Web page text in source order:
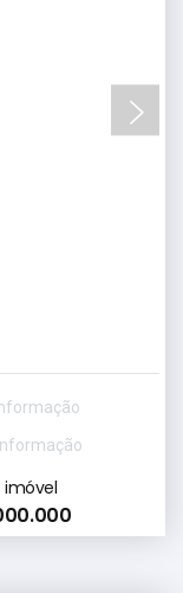
imóvel